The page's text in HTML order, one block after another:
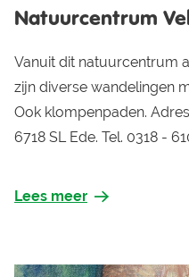
Natuurcentrum
Vanuit dit natuurcentrum
zijn diverse wandelingen
Ook klompenpaden.
6718 SL Ede. Tel. 0318 -
Lees meer